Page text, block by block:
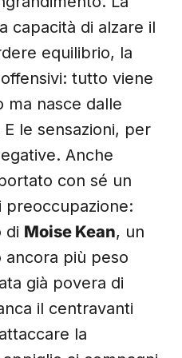
capacità di alzare il
equilibrio, la
tutto viene
ma nasce dalle
le sensazioni, per
Anche
con sé un
di Moise Kean, un
più peso
già povera di
il centravanti
la